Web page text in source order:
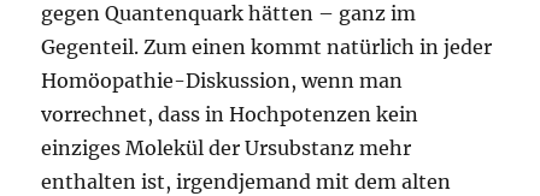
gegen Quantenquark hätten – ganz im
Gegenteil. Zum einen kommt natürlich in jeder
Homöopathie-Diskussion, wenn man
vorrechnet, dass in Hochpotenzen kein
einziges Molekül der Ursubstanz mehr
enthalten ist, irgendjemand mit dem alten